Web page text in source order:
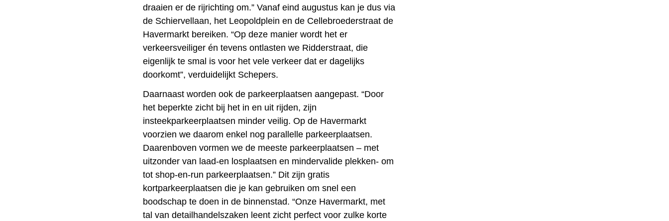
draaien er de rijrichting om.” Vanaf eind augustus kan je dus via
de Schiervellaan, het Leopoldplein en de Cellebroederstraat de
Havermarkt bereiken. “Op deze manier wordt het er
verkeersveiliger én tevens ontlasten we Ridderstraat, die
eigenlijk te smal is voor het vele verkeer dat er dagelijks
doorkomt”, verduidelijkt Schepers.
Daarnaast worden ook de parkeerplaatsen aangepast. “Door
het beperkte zicht bij het in en uit rijden, zijn
insteekparkeerplaatsen minder veilig. Op de Havermarkt
voorzien we daarom enkel nog parallelle parkeerplaatsen.
Daarenboven vormen we de meeste parkeerplaatsen – met
uitzonder van laad-en losplaatsen en mindervalide plekken- om
tot shop-en-run parkeerplaatsen.” Dit zijn gratis
kortparkeerplaatsen die je kan gebruiken om snel een
boodschap te doen in de binnenstad. “Onze Havermarkt, met
tal van detailhandelszaken leent zicht perfect voor zulke korte